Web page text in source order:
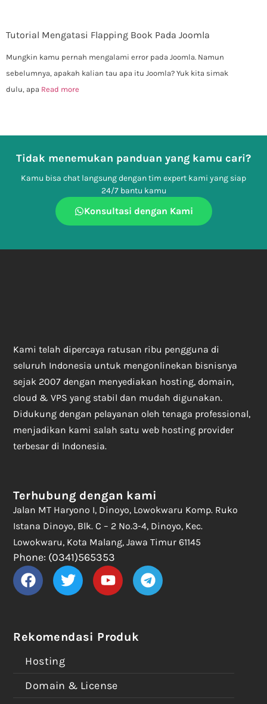
Tutorial Mengatasi Flapping Book Pada Joomla
Mungkin kamu pernah mengalami error pada Joomla. Namun
sebelumnya, apakah kalian tau apa itu Joomla? Yuk kita simak
dulu, apa Read more
Tidak menemukan panduan yang kamu cari?
Kamu bisa chat langsung dengan tim expert kami yang siap
24/7 bantu kamu
Konsultasi dengan Kami
Kami telah dipercaya ratusan ribu pengguna di
seluruh Indonesia untuk mengonlinekan bisnisnya
sejak 2007 dengan menyediakan hosting, domain,
cloud & VPS yang stabil dan mudah digunakan.
Didukung dengan pelayanan oleh tenaga professional,
menjadikan kami salah satu web hosting provider
terbesar di Indonesia.
Rekomendasi Produk
Hosting
Domain & License
Terhubung dengan kami
Jalan MT Haryono I, Dinoyo, Lowokwaru Komp. Ruko
Istana Dinoyo, Blk. C – 2 No.3-4, Dinoyo, Kec.
Lowokwaru, Kota Malang, Jawa Timur 61145
Phone: (0341)565353